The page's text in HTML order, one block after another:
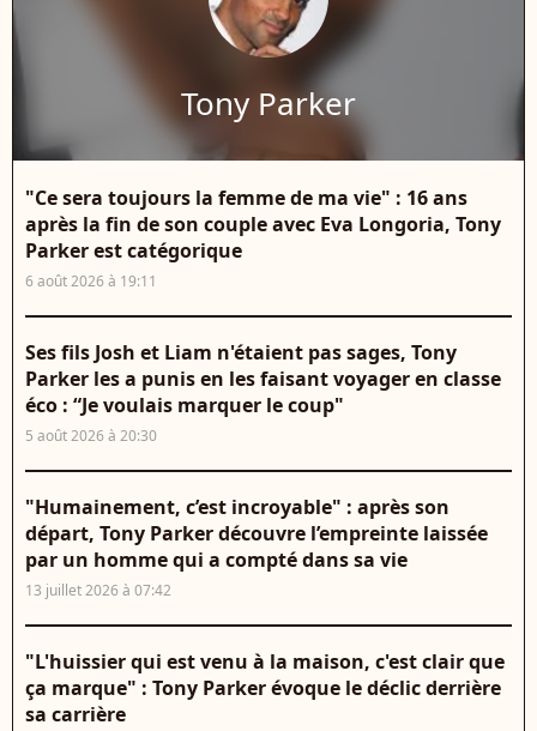
Tony Parker
"Ce sera toujours la femme de ma vie" : 16 ans
après la fin de son couple avec Eva Longoria, Tony
Parker est catégorique
6 août 2026 à 19:11
Ses fils Josh et Liam n'étaient pas sages, Tony
Parker les a punis en les faisant voyager en classe
éco : “Je voulais marquer le coup"
5 août 2026 à 20:30
"Humainement, c’est incroyable" : après son
départ, Tony Parker découvre l’empreinte laissée
par un homme qui a compté dans sa vie
13 juillet 2026 à 07:42
"L'huissier qui est venu à la maison, c'est clair que
ça marque" : Tony Parker évoque le déclic derrière
sa carrière